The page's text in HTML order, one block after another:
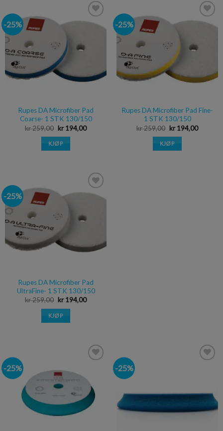
-25%
Legg i
Rupes DA Microfiber Pad
Coarse- 1 STK 130/150
kr259,00 kr194,00
KJØP
-25%
Legg i
Rupes DA Microfiber Pad Fine-
1 STK 130/150
kr259,00 kr194,00
KJØP
-25%
Legg i
Rupes DA Microfiber Pad
UltraFine- 1 STK 130/150
kr259,00 kr194,00
KJØP
-25%
ønskeliste
-25%